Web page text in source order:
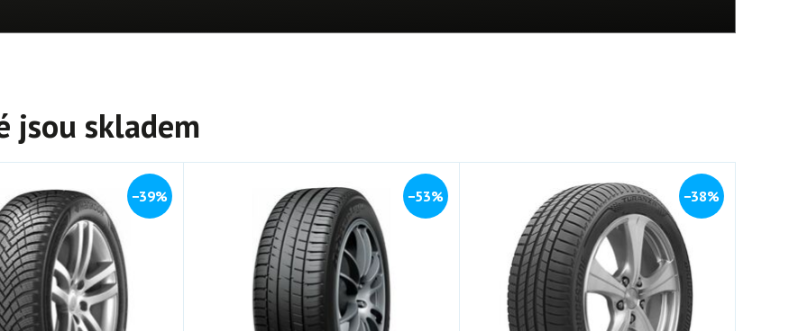
jsou skladem
−39% −53% −38%